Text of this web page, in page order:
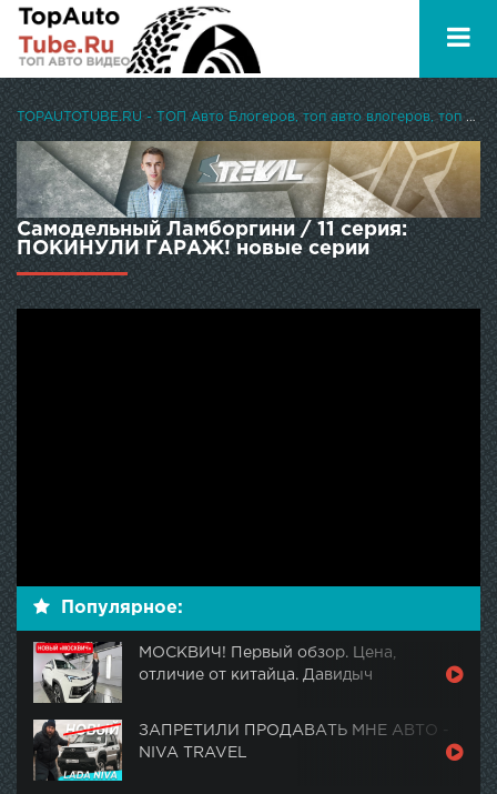
TOPAUTOTUBE.RU - ТОП Авто Блогеров, топ авто влогеров, топ авто ютуберов
Самодельный Ламборгини / 11 серия:
ПОКИНУЛИ ГАРАЖ! новые серии
Популярное:
МОСКВИЧ! Первый обзор. Цена,
отличие от китайца. Давидыч
ЗАПРЕТИЛИ ПРОДАВАТЬ МНЕ АВТО -
NIVA TRAVEL